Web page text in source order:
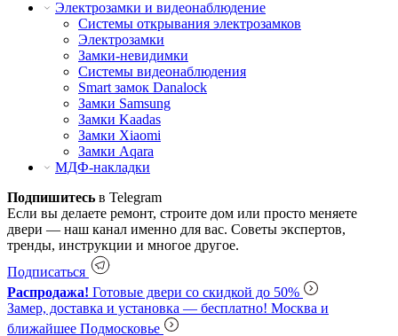
Электрозамки и видеонаблюдение
Системы открывания электрозамков
Электрозамки
Замки-невидимки
Системы видеонаблюдения
Smart замок Danalock
Замки Samsung
Замки Kaadas
Замки Xiaomi
Замки Aqara
МДФ-накладки
Подпишитесь в Telegram
Если вы делаете ремонт, строите дом или просто меняете
двери — наш канал именно для вас. Советы экспертов,
тренды, инструкции и многое другое.
Подписаться
Распродажа! Готовые двери со скидкой до 50%
Замер, доставка и установка — бесплатно! Москва и
ближайшее Подмосковье